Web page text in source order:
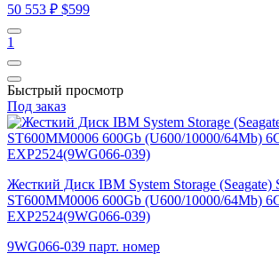
50 553 ₽ $599
1
Быстрый просмотр
Под заказ
Жесткий Диск IBM System Storage (Seagate)
ST600MM0006 600Gb (U600/10000/64Mb)
EXP2524(9WG066-039)
9WG066-039 парт. номер